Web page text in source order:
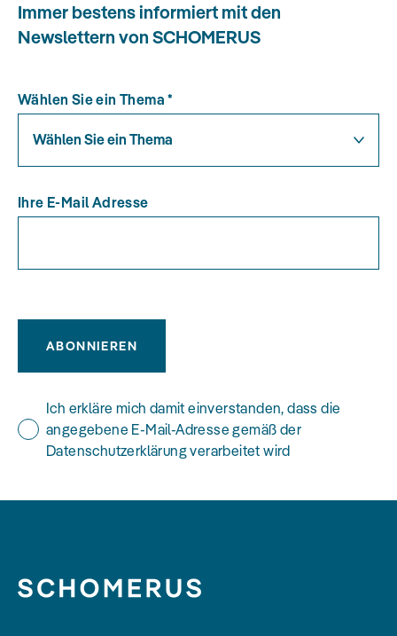
Immer bestens informiert mit den
Newslettern von SCHOMERUS
Wählen Sie ein Thema *
Wählen Sie ein Thema
Ihre E-Mail Adresse
ABONNIEREN
Ich erkläre mich damit einverstanden, dass die
angegebene E-Mail-Adresse gemäß der
Datenschutzerklärung verarbeitet wird